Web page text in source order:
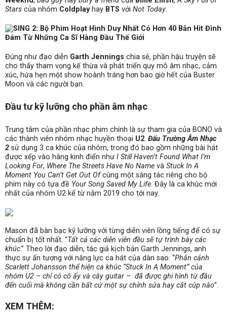
Stars của nhóm Coldplayhay BTS với Not Today.
Đúng như đạo diễn Garth Jennings chia sẻ, phần hậu truyện sẽ
cho thấy tham vọng kế thừa và phát triển quy mô âm nhạc, cảm
xúc, hứa hẹn một show hoành tráng hơn bao giờ hết của Buster
Moon và các người bạn.
Đầu tư kỹ lưỡng cho phần âm nhạc
Trung tâm của phần nhạc phim chính là sự tham gia của BONO và
các thành viên nhóm nhạc huyền thoại U2. Đấu Trường Âm Nhạc
2 sử dụng 3 ca khúc của nhóm, trong đó bao gồm những bài hát
được xếp vào hàng kinh điển như I Still Haven’t Found What I’m
Looking For, Where The Streets Have No Name và Stuck In A
Moment You Can’t Get Out Ofcùng một sáng tác riêng cho bộ
phim này có tựa đề Your Song Saved My Life. Đây là ca khúc mới
nhất của nhóm U2 kể từ năm 2019 cho tới nay.
Mason đã bàn bạc kỹ lưỡng với từng diễn viên lồng tiếng để có sự
chuẩn bị tốt nhất. “Tất cả các diễn viên đều sẽ tự trình bày các
khúc.” Theo lời đạo diễn, tác giả kịch bản Garth Jennings, anh
thực sự ấn tượng với năng lực ca hát của dàn sao: “Phân cảnh
Scarlett Johansson thể hiện ca khúc “Stuck In A Moment” của
nhóm U2 – chỉ có cô ấy và cây guitar – đã được ghi hình từ đầu
đến cuối mà không cần bất cứ một sự chỉnh sửa hay cắt cúp nào”.
XEM THÊM: